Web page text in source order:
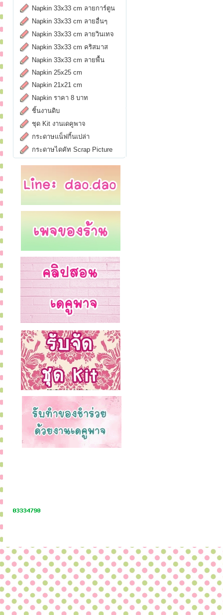
Napkin 33x33 cm ลายการ์ตูน
Napkin 33x33 cm ลายอื่นๆ
Napkin 33x33 cm ลายวินเทจ
Napkin 33x33 cm คริสมาส
Napkin 33x33 cm ลายพื้น
Napkin 25x25 cm
Napkin 21x21 cm
Napkin ราคา 8 บาท
ชิ้นงานดิบ
ชุด Kit งานเดคูพาจ
กระดาษแน็ฟกิ้นเปล่า
กระดาษไดคัท Scrap Picture